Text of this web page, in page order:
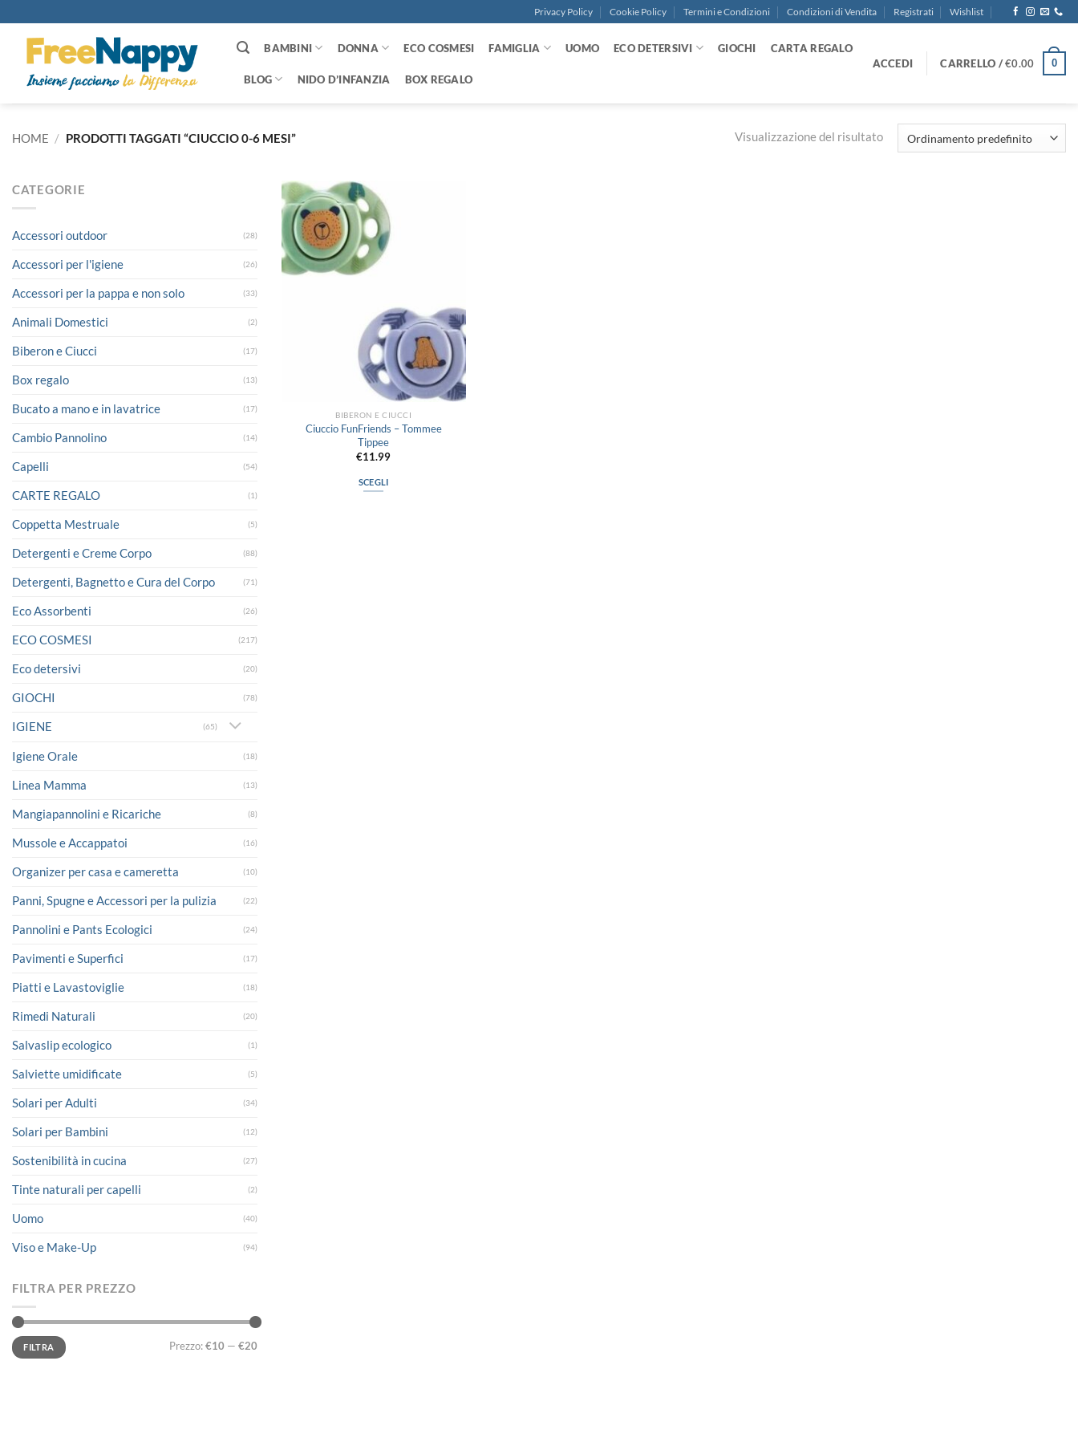
ai
contenuti
Privacy Policy Cookie Policy Termini e Condizioni Condizioni di Vendita Registrati Wishlist
BAMBINI DONNA ECO COSMESI FAMIGLIA UOMO ECO DETERSIVI GIOCHI CARTA REGALO
BLOG NIDO D’INFANZIA BOX REGALO
ACCEDI CARRELLO /€0.00 0
HOME / PRODOTTI TAGGATI “CIUCCIO 0-6 MESI” Visualizzazione del risultato
CATEGORIE
Accessori outdoor (28)
Accessori per l'igiene (26)
Accessori per la pappa e non solo (33)
Animali Domestici (2)
Biberon e Ciucci (17)
Box regalo (13)
Bucato a mano e in lavatrice (17)
Cambio Pannolino (14)
Capelli (54)
CARTE REGALO (1)
Coppetta Mestruale (5)
Detergenti e Creme Corpo (88)
Detergenti, Bagnetto e Cura del Corpo (71)
Eco Assorbenti (26)
ECO COSMESI (217)
Eco detersivi (20)
GIOCHI (78)
IGIENE (65)
Igiene Orale (18)
Linea Mamma (13)
Mangiapannolini e Ricariche (8)
Mussole e Accappatoi (16)
Organizer per casa e cameretta (10)
Panni, Spugne e Accessori per la pulizia (22)
Pannolini e Pants Ecologici (24)
Pavimenti e Superfici (17)
Piatti e Lavastoviglie (18)
Rimedi Naturali (20)
Salvaslip ecologico (1)
Salviette umidificate (5)
Solari per Adulti (34)
Solari per Bambini (12)
Sostenibilità in cucina (27)
Tinte naturali per capelli (2)
Uomo (40)
Viso e Make-Up (94)
FILTRA PER PREZZO
Prezzo
Min
Prezzo
MaxFILTRA Prezzo:€10 — €20
BIBERON E CIUCCI
Ciuccio FunFriends – Tommee
Tippee
€11.99
SCEGLI